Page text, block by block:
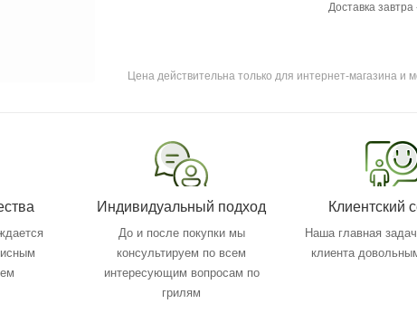
Доставка завтра
Цена действительна только для интернет-магазина и
Индивидуальный подход
До и после покупки мы
консультируем по всем
интересующим вопросам по
грилям
Клиентский
Наша главная
клиента